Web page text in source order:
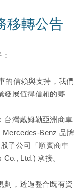
移轉公告
的信賴與支持，我們
發展值得信賴的夥
台灣戴姆勒亞洲商車
Mercedes-Benz 品牌
子公司「順賓商車
Ltd.) 承接。
劃，透過整合既有資